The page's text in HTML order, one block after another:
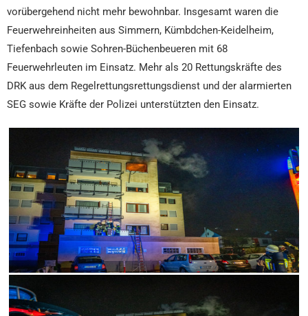
vorübergehend nicht mehr bewohnbar. Insgesamt waren die
Feuerwehreinheiten aus Simmern, Kümbdchen-Keidelheim,
Tiefenbach sowie Sohren-Büchenbeueren mit 68
Feuerwehrleuten im Einsatz. Mehr als 20 Rettungskräfte des
DRK aus dem Regelrettungsrettungsdienst und der alarmierten
SEG sowie Kräfte der Polizei unterstützten den Einsatz.